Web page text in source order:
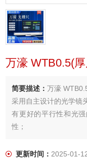
万濠 WTB0.5(
简要描述：万濠
采用自主设计的光学镜
有更好的平行性和光
性；
题，*年后信号的可靠
更新时间：2025-01-